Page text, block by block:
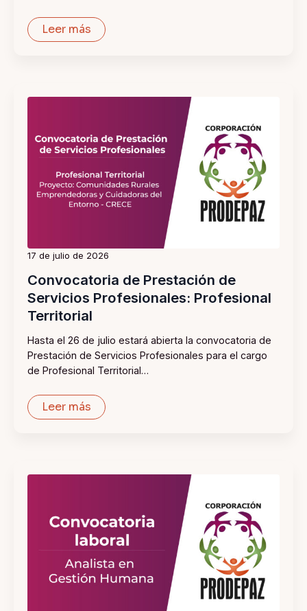
Leer más
Convocatoria de Prestación de
Servicios Profesionales: Profesional
Territorial
17 de julio de 2026
Hasta el 26 de julio estará abierta la convocatoria de
Prestación de Servicios Profesionales para el cargo
de Profesional Territorial…
Leer más